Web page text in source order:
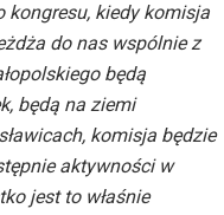
kongresu, kiedy komisja
do nas wspólnie z
będą
będą na ziemi
komisja będzie
aktywności w
jest to właśnie